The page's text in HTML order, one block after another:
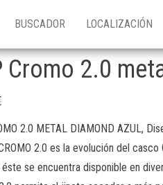
BUSCADOR LOCALIZACIÓN
Cromo 2.0
2.0 METAL DIAMOND AZUL,
2.0 es la evolución del casco
éste se encuentra disponible en